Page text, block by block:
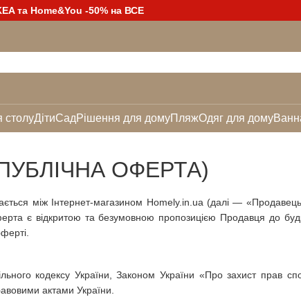
та Home&You -50% на ВСЕ
столуДітиСадРішення для домуПляжОдяг для дому
ОФЕРТА)
між Інтернет-магазином Homely.in.ua (далі —
є відкритою та безумовною пропозицією Продавця до будь-
кодексу України, Законом України «Про захист прав
актами України.